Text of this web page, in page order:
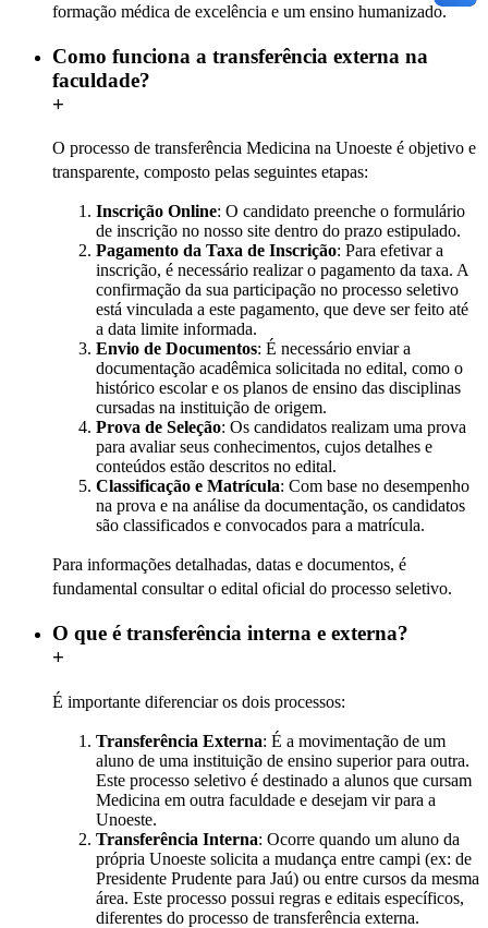
formação médica de excelência e um ensino humanizado.
Como funciona a transferência externa na
faculdade?
+
O processo de transferência Medicina na Unoeste é objetivo e
transparente, composto pelas seguintes etapas:
Inscrição Online: O candidato preenche o formulário
de inscrição no nosso site dentro do prazo estipulado.
Pagamento da Taxa de Inscrição: Para efetivar a
inscrição, é necessário realizar o pagamento da taxa. A
confirmação da sua participação no processo seletivo
está vinculada a este pagamento, que deve ser feito até
a data limite informada.
Envio de Documentos: É necessário enviar a
documentação acadêmica solicitada no edital, como o
histórico escolar e os planos de ensino das disciplinas
cursadas na instituição de origem.
Prova de Seleção: Os candidatos realizam uma prova
para avaliar seus conhecimentos, cujos detalhes e
conteúdos estão descritos no edital.
Classificação e Matrícula: Com base no desempenho
na prova e na análise da documentação, os candidatos
são classificados e convocados para a matrícula.
Para informações detalhadas, datas e documentos, é
fundamental consultar o edital oficial do processo seletivo.
O que é transferência interna e externa?
+
É importante diferenciar os dois processos:
Transferência Externa: É a movimentação de um
aluno de uma instituição de ensino superior para outra.
Este processo seletivo é destinado a alunos que cursam
Medicina em outra faculdade e desejam vir para a
Unoeste.
Transferência Interna: Ocorre quando um aluno da
própria Unoeste solicita a mudança entre campi (ex: de
Presidente Prudente para Jaú) ou entre cursos da mesma
área. Este processo possui regras e editais específicos,
diferentes do processo de transferência externa.